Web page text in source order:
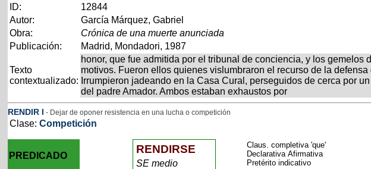
ID:
12844
Autor:
García Márquez, Gabriel
Obra:
Crónica de una muerte anunciada
Publicación:
Madrid, Mondadori, 1987
Texto
contextualizado:
honor, que fue admitida por el tribunal de conciencia, y los
motivos. Fueron ellos quienes vislumbraron el recurso de la defensa
Irrumpieron jadeando en la Casa Cural, perseguidos de cerca por
del padre Amador. Ambos estaban exhaustos por
RENDIR I - Dejar de oponer resistencia en una lucha o competición
Clase:Competición
PREDICADO
RENDIRSE
SE medio
Claus. completiva 'que'
Declarativa Afirmativa
Pretérito indicativo